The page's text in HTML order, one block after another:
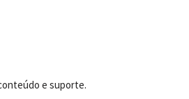
e suporte.